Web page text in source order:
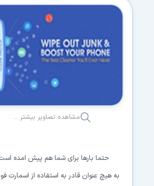
مشاهده تصاویر بیشتر ...
حتما بارها برای شما هم پیش امده
به هیچ عنوان قادر به استفاده از